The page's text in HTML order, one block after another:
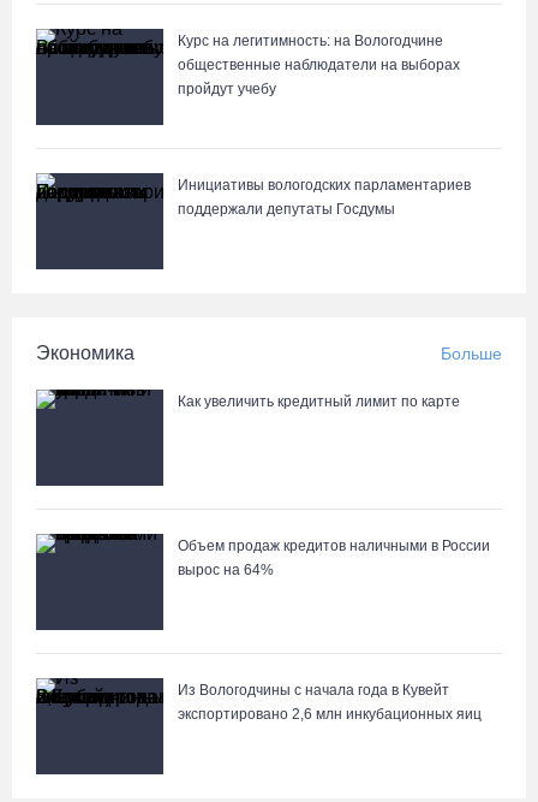
122 школьника из Алчевска прибыли на «Территорию
талантов» в Вологодской области
06.08.26 / 16:36
В Тотемском округе построили три дома для работников села
06.08.26 / 15:42
Вологжане смогут сводить родителей в музей Китая со скидкой
по Пушкинской карте
06.08.26 / 15:40
06.08.26 / 15:39
наркотиков
Курс на легитимность: на Вологодчине
общественные наблюдатели на выборах
пройдут учебу
Инициативы вологодских парламентариев
поддержали депутаты Госдумы
Экономика Больше
Как увеличить кредитный лимит по карте
Объем продаж кредитов наличными в России
вырос на 64%
Из Вологодчины с начала года в Кувейт
экспортировано 2,6 млн инкубационных яиц